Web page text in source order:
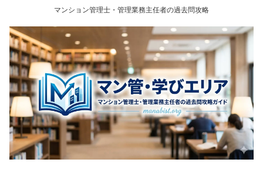
マンション管理士・管理業務主任者の過去問攻略